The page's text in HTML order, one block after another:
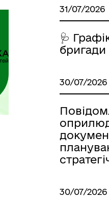
та Положення
31/07/2026
🩺
30/07/2026
30/07/2026